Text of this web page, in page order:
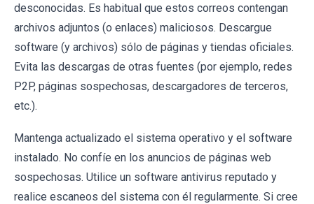
desconocidas. Es habitual que estos correos contengan
archivos adjuntos (o enlaces) maliciosos. Descargue
software (y archivos) sólo de páginas y tiendas oficiales.
Evita las descargas de otras fuentes (por ejemplo, redes
P2P, páginas sospechosas, descargadores de terceros,
etc.).
Mantenga actualizado el sistema operativo y el software
instalado. No confíe en los anuncios de páginas web
sospechosas. Utilice un software antivirus reputado y
realice escaneos del sistema con él regularmente. Si cree